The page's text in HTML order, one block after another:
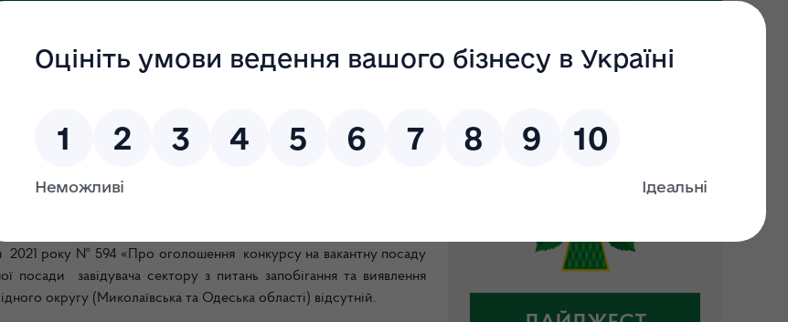
Південно-Західного округу
повідомляє про результати
№ 594
до наказу Державної екологічної інспекції Південно-Західного
2021 року № 594 «Про оголошення конкурсу на вакантну посаду
завідувача сектору з питань запобігання та виявлення
округу (Миколаївська та Одеська області) відсутній.